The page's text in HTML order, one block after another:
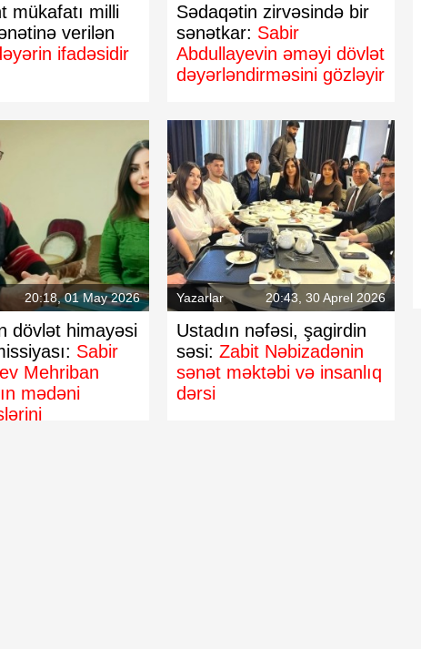
mükafatı milli
verilən
ifadəsidir
Sədaqətin zirvəsində bir
sənətkar: Sabir
Abdullayevin əməyi dövlət
dəyərləndirməsini gözləyir
20:18, 01 May 2026
dövlət himayəsi
Sabir
Mehriban
mədəni
Yazarlar 20:43, 30 Aprel 2026
Ustadın nəfəsi, şagirdin
səsi: Zabit Nəbizadənin
sənət məktəbi və insanlıq
dərsi
bağlana
Rasim Balayev Azərbaycan
Kinematoqrafçılar İttifaqının sədri
seçildi